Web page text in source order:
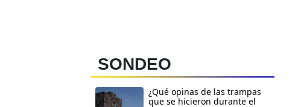
SONDEO
¿Qué opinas de las trampas
que se hicieron durante el